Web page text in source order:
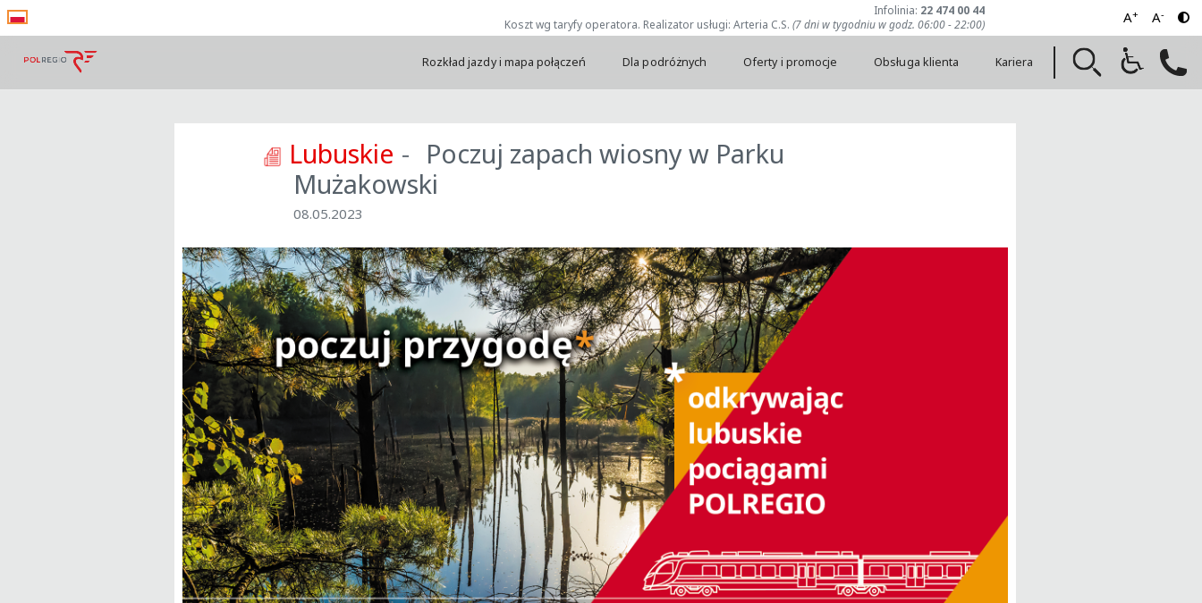
Infolinia: 22 474 00 44
Koszt wg taryfy operatora. Realizator usługi: Arteria C.S. (7 dni w tygodniu w godz. 06:00 - 22:00) A+ A-
Rozkład jazdy i mapa połączeń Dla podróżnych Oferty i promocje Obsługa klienta Kariera
Lubuskie
Poczuj zapach wiosny w Parku
Mużakowski
08.05.2023